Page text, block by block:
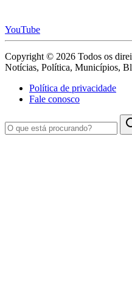
YouTube
Copyright © 2026 Todos os
Notícias, Política, Municípios,
Política de privacidade
Fale conosco